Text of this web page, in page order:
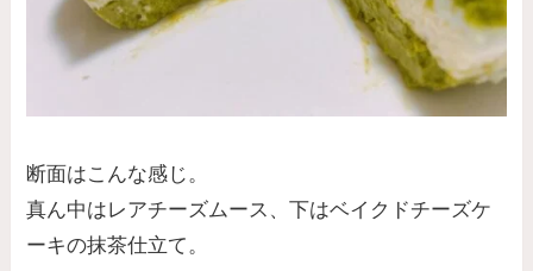
断面はこんな感じ。
真ん中はレアチーズムース、下はベイクドチーズケ
ーキの抹茶仕立て。